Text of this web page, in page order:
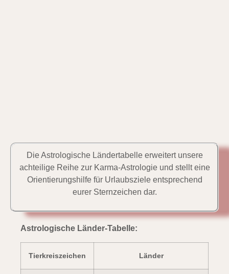
Die Astrologische Ländertabelle erweitert unsere
achteilige Reihe zur Karma-Astrologie und stellt eine
Orientierungshilfe für Urlaubsziele entsprechend
eurer Sternzeichen dar.
Astrologische Länder-Tabelle:
Tierkreiszeichen Länder